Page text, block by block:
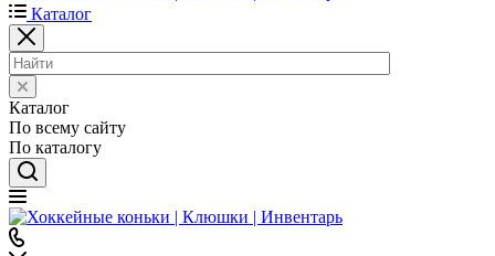
Каталог
Каталог
По всему сайту
По каталогу